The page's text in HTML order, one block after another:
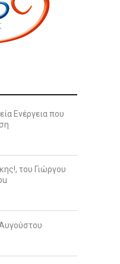
Ενέργεια που
του Γιώργου